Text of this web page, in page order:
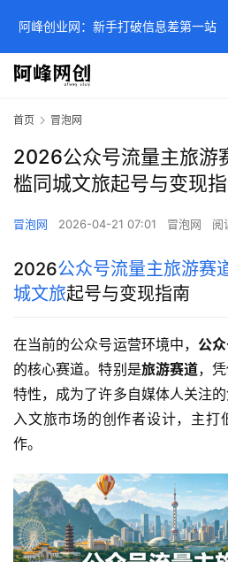
首页 冒泡网
2026公众号流量主旅游
槛同城文旅起号与变现
冒泡网 2026-04-21 07:01 冒泡网 阅
2026公众号流量主旅游赛
城文旅起号与变现指南
在当前的公众号运营环境中， 公
的核心赛道。特别是旅游赛道，
特性，成为了许多自媒体人关注
入文旅市场的创作者设计，主打
作。
阿峰创业网：新手打破信息差第一站